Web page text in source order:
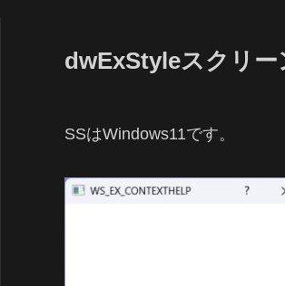
dwExStyleスクリ
SSはWindows11です。